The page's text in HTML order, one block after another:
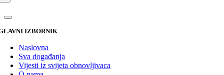
IZBORNIK
Naslovna
Sva događanja
Vijesti iz svijeta obnovljivaca